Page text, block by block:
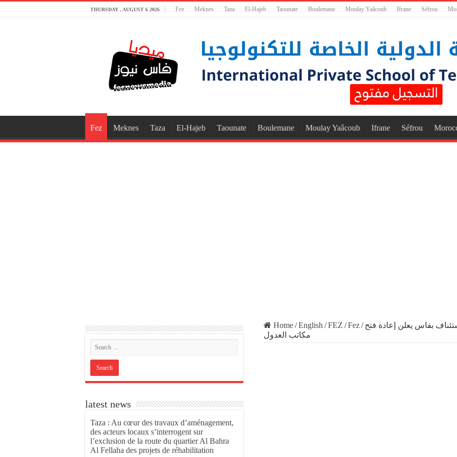
THURSDAY , AUGUST 6 2026 Fez Meknes Taza El-Hajeb Taounate Boulemane Moulay Yaâcoub Ifrane Séfrou
Fez Meknes Taza El-Hajeb Taounate Boulemane Moulay Yaâcoub Ifrane Séfrou
Home/English /FEZ /Fez/ بفاس يعلن إعادة فتح
latest news
Taza : Au cœur des travaux d’aménagement,
des acteurs locaux s’interrogent sur
l’exclusion de la route du quartier Al Bahra
Al Fellaha des projets de réhabilitation